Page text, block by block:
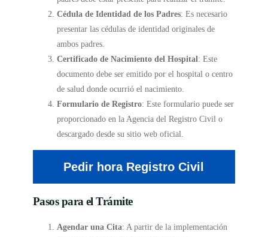
Cédula de Identidad de los Padres: Es necesario
presentar las cédulas de identidad originales de
ambos padres.
Certificado de Nacimiento del Hospital: Este
documento debe ser emitido por el hospital o centro
de salud donde ocurrió el nacimiento.
Formulario de Registro: Este formulario puede ser
proporcionado en la Agencia del Registro Civil o
descargado desde su sitio web oficial.
Pedir hora Registro Civil
Pasos para el Trámite
Agendar una Cita: A partir de la implementación